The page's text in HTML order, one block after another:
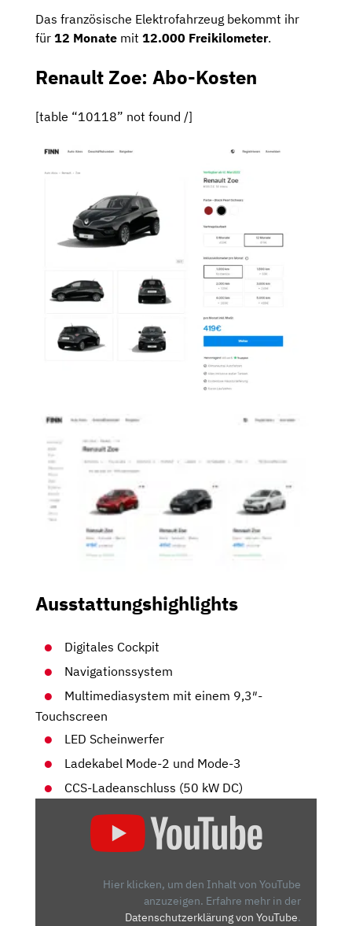
Das französische Elektrofahrzeug bekommt ihr
für 12 Monate mit 12.000 Freikilometer.
Renault Zoe: Abo-Kosten
[table “10118” not found /]
Ausstattungshighlights
Digitales Cockpit
Navigationssystem
Multimediasystem mit einem 9,3″-
Touchscreen
LED Scheinwerfer
Ladekabel Mode-2 und Mode-3
CCS-Ladeanschluss (50 kW DC)
EXPERIENCEHier klicken, um den Inhalt von YouTube
anzuzeigen. Erfahre mehr in der
Datenschutzerklärung von YouTube.